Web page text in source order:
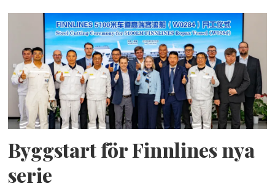
Byggstart för Finnlines nya
serie